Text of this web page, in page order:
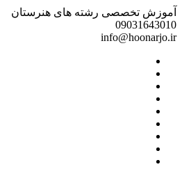
آموزش تخصصی رشته های هنرستان
09031643010
info@hoonarjo.ir